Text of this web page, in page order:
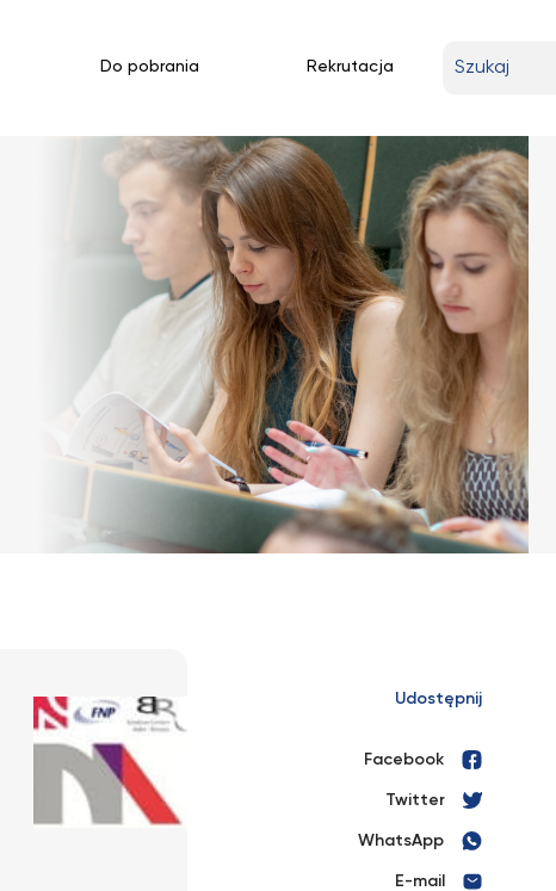
Do pobrania Rekrutacja
wyszukiwaną
Udostępnij
Facebook
Twitter
WhatsApp
E-mail